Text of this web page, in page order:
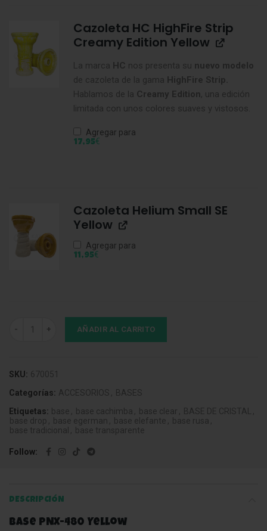
Cazoleta HC HighFire Strip
Creamy Edition Yellow
La marca HC nos presenta su nuevo modelo
de cazoleta de la gama HighFire Strip.
Hablamos de la Creamy Edition, una edición
limitada con unos colores suaves y vistosos.
Agregar para
17,95€
Cazoleta Helium Small SE
Yellow
Agregar para
11,95€
Base PNX-480 Yellow cantidad
AÑADIR AL CARRITO
SKU: 670051
Categorías: ACCESORIOS , BASES
Etiquetas: base , base cachimba , base clear , BASE DE CRISTAL ,
base drop , base egerman , base elefante , base rusa ,
base tradicional , base transparente
Follow
DESCRIPCIÓN
Base PNX-480 Yellow